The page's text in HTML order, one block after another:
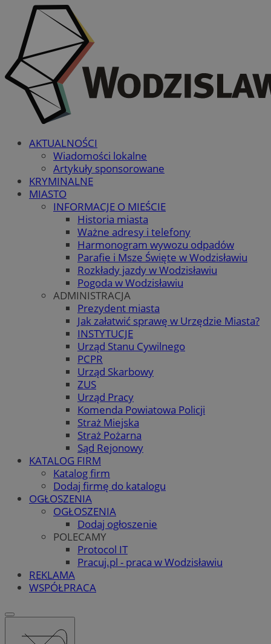
AKTUALNOŚCI
Wiadomości lokalne
Artykuły sponsorowane
KRYMINALNE
MIASTO
INFORMACJE O MIEŚCIE
Historia miasta
Ważne adresy i telefony
Harmonogram wywozu odpadów
Parafie i Msze Święte w Wodzisławiu
Rozkłady jazdy w Wodzisławiu
Pogoda w Wodzisławiu
ADMINISTRACJA
Prezydent miasta
Jak załatwić sprawę w Urzędzie Miasta?
INSTYTUCJE
Urząd Stanu Cywilnego
PCPR
Urząd Skarbowy
ZUS
Urząd Pracy
Komenda Powiatowa Policji
Straż Miejska
Straż Pożarna
Sąd Rejonowy
KATALOG FIRM
Katalog firm
Dodaj firmę do katalogu
OGŁOSZENIA
OGŁOSZENIA
Dodaj ogłoszenie
POLECAMY
Protocol IT
Pracuj.pl - praca w Wodzisławiu
REKLAMA
WSPÓŁPRACA